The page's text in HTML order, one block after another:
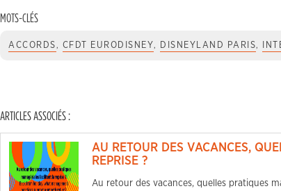
MOTS-CLÉS
ACCORDS , CFDT EURODISNEY , DISNEYLAND PARIS,
ARTICLES ASSOCIÉS :
AU RETOUR DES VACANCES,
REPRISE ?
Au retour des vacances, quelles pratiques